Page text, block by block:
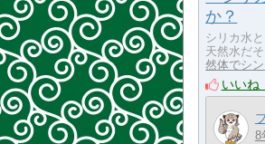
か？
シリカ水
天然水だ
然体でシ
いいね
8